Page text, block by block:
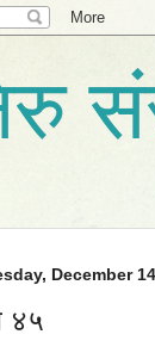
December
४५